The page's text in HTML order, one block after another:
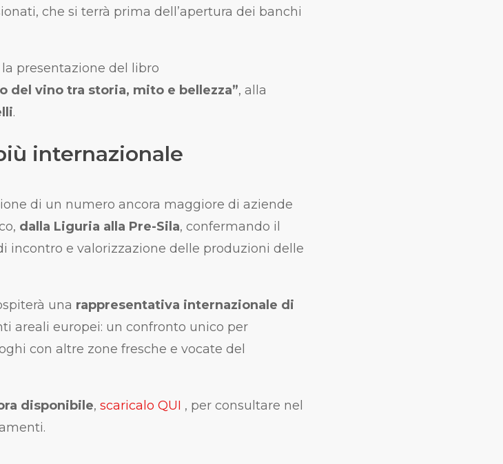
che si terrà prima dell’apertura dei banchi
presentazione del libro
del vino tra storia, mito e bellezza”, alla
.
internazionale
di un numero ancora maggiore di aziende
dalla Liguria alla Pre-Sila, confermando il
incontro e valorizzazione delle produzioni delle
una rappresentativa internazionale di
areali europei: un confronto unico per
con altre zone fresche e vocate del
disponibile, scaricalo QUI , per consultare nel